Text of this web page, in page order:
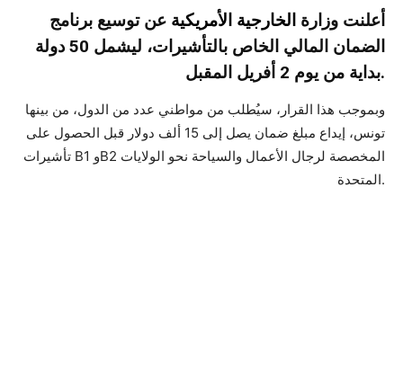
أعلنت وزارة الخارجية الأمريكية عن توسيع برنامج
الضمان المالي الخاص بالتأشيرات، ليشمل 50 دولة
بداية من يوم 2 أفريل المقبل.
وبموجب هذا القرار، سيُطلب من مواطني عدد من الدول، من بينها
تونس، إيداع مبلغ ضمان يصل إلى 15 ألف دولار قبل الحصول على
تأشيرات B1 وB2 المخصصة لرجال الأعمال والسياحة نحو الولايات
المتحدة.